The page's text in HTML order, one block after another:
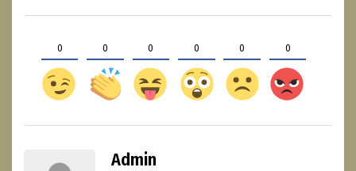
0 0 0 0 0 0
Admin